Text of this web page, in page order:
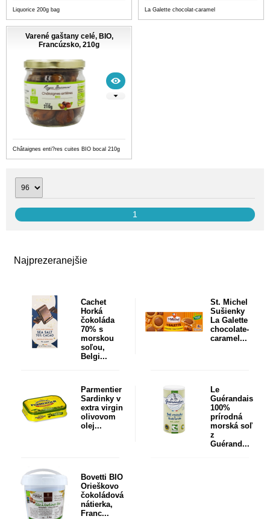
Najprezeranejšie
Cachet
Horká
čokoláda
70% s
morskou
soľou,
Belgi...
St. Michel
Sušienky
La Galette
chocolate-
caramel...
Parmentier
Sardinky v
extra virgin
olivovom
olej...
Le
Guérandais
100%
prírodná
morská soľ
z
Guérand...
Bovetti BIO
Orieškovo
čokoládová
nátierka,
Franc...
Liquorice 200g bag La Galette chocolat-caramel
Varené gaštany celé, BIO,
Francúzsko, 210g
Châtaignes enti?res cuites BIO bocal 210g
1